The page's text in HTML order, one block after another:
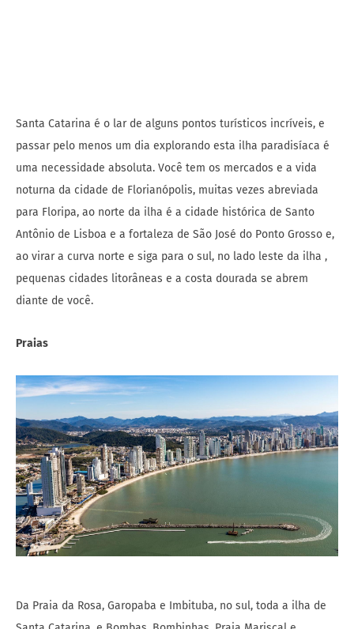
Santa Catarina é o lar de alguns pontos turísticos incríveis, e
passar pelo menos um dia explorando esta ilha paradisíaca é
uma necessidade absoluta. Você tem os mercados e a vida
noturna da cidade de Florianópolis, muitas vezes abreviada
para Floripa, ao norte da ilha é a cidade histórica de Santo
Antônio de Lisboa e a fortaleza de São José do Ponto Grosso e,
ao virar a curva norte e siga para o sul, no lado leste da ilha ,
pequenas cidades litorâneas e a costa dourada se abrem
diante de você.
Praias
Da Praia da Rosa, Garopaba e Imbituba, no sul, toda a ilha de